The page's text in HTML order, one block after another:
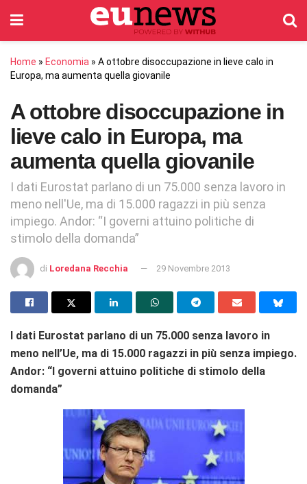
Home » Economia » A ottobre disoccupazione in lieve calo in
Europa, ma aumenta quella giovanile
A ottobre disoccupazione in
lieve calo in Europa, ma
aumenta quella giovanile
I dati Eurostat parlano di un 75.000 senza lavoro in
meno nell'Ue, ma di 15.000 ragazzi in più senza
impiego. Andor: “I governi attuino politiche di
stimolo della domanda”
di Loredana Recchia 29 Novembre 2013
I dati Eurostat parlano di un 75.000 senza lavoro in
meno nell’Ue, ma di 15.000 ragazzi in più senza impiego.
Andor: “I governi attuino politiche di stimolo della
domanda”